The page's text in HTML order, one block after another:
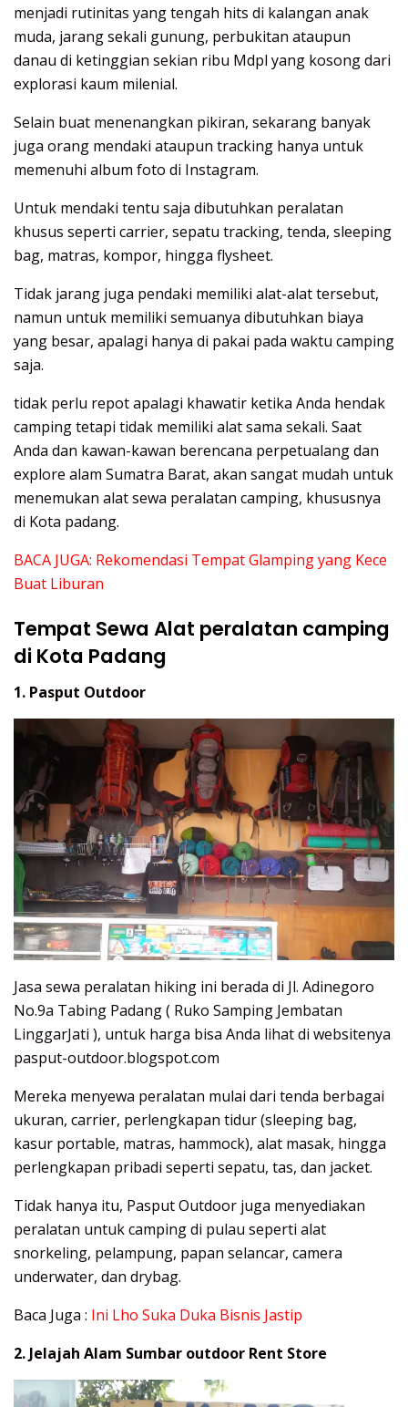
menjadi rutinitas yang tengah hits di kalangan anak
muda, jarang sekali gunung, perbukitan ataupun
danau di ketinggian sekian ribu Mdpl yang kosong dari
explorasi kaum milenial.
Selain buat menenangkan pikiran, sekarang banyak
juga orang mendaki ataupun tracking hanya untuk
memenuhi album foto di Instagram.
Untuk mendaki tentu saja dibutuhkan peralatan
khusus seperti carrier, sepatu tracking, tenda, sleeping
bag, matras, kompor, hingga flysheet.
Tidak jarang juga pendaki memiliki alat-alat tersebut,
namun untuk memiliki semuanya dibutuhkan biaya
yang besar, apalagi hanya di pakai pada waktu camping
saja.
tidak perlu repot apalagi khawatir ketika Anda hendak
camping tetapi tidak memiliki alat sama sekali. Saat
Anda dan kawan-kawan berencana perpetualang dan
explore alam Sumatra Barat, akan sangat mudah untuk
menemukan alat sewa peralatan camping, khususnya
di Kota padang.
BACA JUGA: Rekomendasi Tempat Glamping yang Kece
Buat Liburan
Tempat Sewa Alat peralatan camping
di Kota Padang
1. Pasput Outdoor
Jasa sewa peralatan hiking ini berada di Jl. Adinegoro
No.9a Tabing Padang ( Ruko Samping Jembatan
LinggarJati ), untuk harga bisa Anda lihat di websitenya
pasput-outdoor.blogspot.com
Mereka menyewa peralatan mulai dari tenda berbagai
ukuran, carrier, perlengkapan tidur (sleeping bag,
kasur portable, matras, hammock), alat masak, hingga
perlengkapan pribadi seperti sepatu, tas, dan jacket.
Tidak hanya itu, Pasput Outdoor juga menyediakan
peralatan untuk camping di pulau seperti alat
snorkeling, pelampung, papan selancar, camera
underwater, dan drybag.
Baca Juga : Ini Lho Suka Duka Bisnis Jastip
2. Jelajah Alam Sumbar outdoor Rent Store